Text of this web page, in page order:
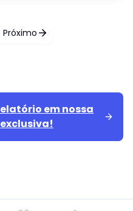
Próximo
em nossa